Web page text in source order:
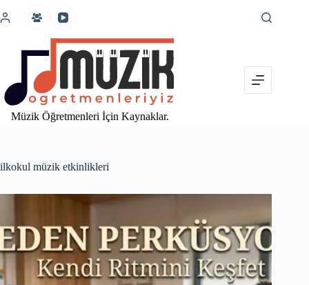
atla
Müzik Öğretmenleri İçin Kaynaklar.
ilkokul müzik etkinlikleri